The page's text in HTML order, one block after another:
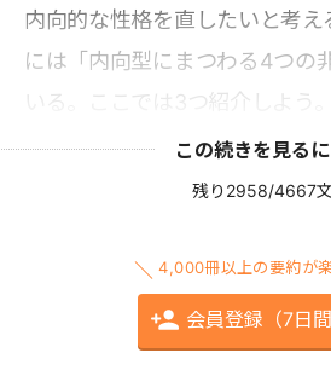
内向的な性格を直したいと考
には「内向型にまつわる4つの
いる。ここでは3つ紹介しよう。
この続きを見る
残り2958/4667
4,000冊以上の要約が
会員登録（7日間